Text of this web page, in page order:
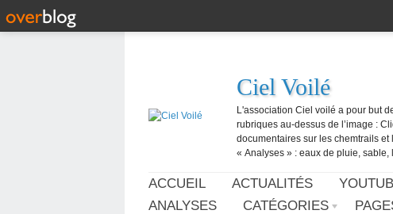
Ciel Voilé
L'association Ciel voilé a pour but
rubriques au-dessus de l’image :
documentaires sur les chemtrails
« Analyses » : eaux de pluie,
ACCUEIL ACTUALITÉS
ANALYSES
CATÉGORIES